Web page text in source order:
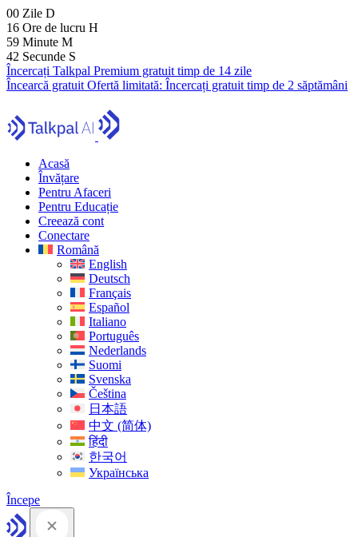
00 Zile D
16 Ore de lucru H
59 Minute M
41 Secunde S
Încercați Talkpal Premium gratuit timp de 14 zile
Încearcă gratuit Ofertă limitată: Încercați gratuit timp de 2 săptămâni
Acasă
Învățare
Pentru Afaceri
Pentru Educație
Creează cont
Conectare
Română
English
Deutsch
Français
Español
Italiano
Português
Nederlands
Suomi
Svenska
Čeština
日本語
中文 (简体)
हिंदी
한국어
Українська
Începe